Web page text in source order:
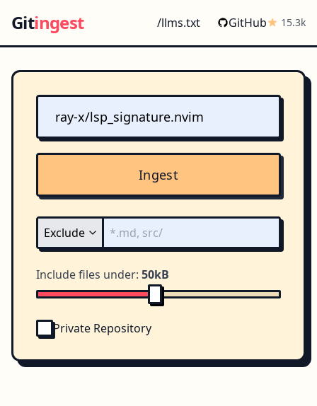
Gitingest /llms.txt GitHub 15.3k
Ingest
Include files under: 50kB
Private Repository